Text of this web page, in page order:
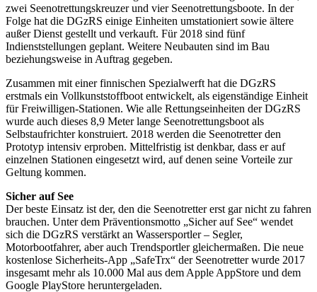
zwei Seenotrettungskreuzer und vier Seenotrettungsboote. In der
Folge hat die DGzRS einige Einheiten umstationiert sowie ältere
außer Dienst gestellt und verkauft. Für 2018 sind fünf
Indienststellungen geplant. Weitere Neubauten sind im Bau
beziehungsweise in Auftrag gegeben.
Zusammen mit einer finnischen Spezialwerft hat die DGzRS
erstmals ein Vollkunststoffboot entwickelt, als eigenständige Einheit
für Freiwilligen-Stationen. Wie alle Rettungseinheiten der DGzRS
wurde auch dieses 8,9 Meter lange Seenotrettungsboot als
Selbstaufrichter konstruiert. 2018 werden die Seenotretter den
Prototyp intensiv erproben. Mittelfristig ist denkbar, dass er auf
einzelnen Stationen eingesetzt wird, auf denen seine Vorteile zur
Geltung kommen.
Sicher auf See
Der beste Einsatz ist der, den die Seenotretter erst gar nicht zu fahren
brauchen. Unter dem Präventionsmotto „Sicher auf See“ wendet
sich die DGzRS verstärkt an Wassersportler – Segler,
Motorbootfahrer, aber auch Trendsportler gleichermaßen. Die neue
kostenlose Sicherheits-App „SafeTrx“ der Seenotretter wurde 2017
insgesamt mehr als 10.000 Mal aus dem Apple AppStore und dem
Google PlayStore heruntergeladen.